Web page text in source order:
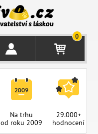
0
Na trhu
od roku 2009
29.000+
hodnocení